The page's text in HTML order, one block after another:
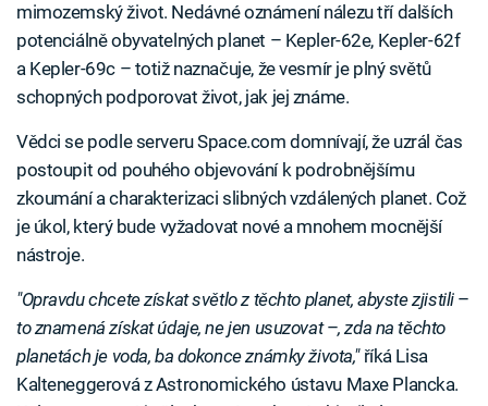
mimozemský život. Nedávné oznámení nálezu tří dalších
potenciálně obyvatelných planet – Kepler-62e, Kepler-62f
a Kepler-69c – totiž naznačuje, že vesmír je plný světů
schopných podporovat život, jak jej známe.
Vědci se podle serveru Space.com domnívají, že uzrál čas
postoupit od pouhého objevování k podrobnějšímu
zkoumání a charakterizaci slibných vzdálených planet. Což
je úkol, který bude vyžadovat nové a mnohem mocnější
nástroje.
"Opravdu chcete získat světlo z těchto planet, abyste zjistili –
to znamená získat údaje, ne jen usuzovat–, zda na těchto
planetách je voda, ba dokonce známky života,"říká Lisa
Kalteneggerová z Astronomického ústavu Maxe Plancka.